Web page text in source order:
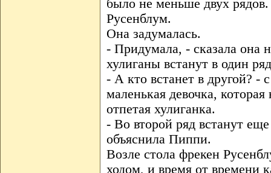
было не меньше двух
Русенблум.
Она задумалась.
- Придумала, - сказала она
хулиганы встанут в один
- А кто встанет в другой? -
маленькая девочка,
отпетая хулиганка.
- Во второй ряд встанут
объяснила Пиппи.
Возле стола фрекен
ходом, и время от времени